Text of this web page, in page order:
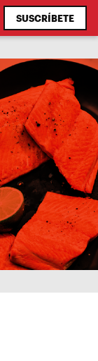
SUSCRÍBETE